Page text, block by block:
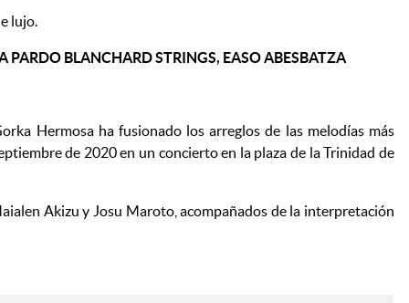
lujo.
BLANCHARD STRINGS, EASO ABESBATZA
Hermosa ha fusionado los arreglos de las melodías más
de 2020 en un concierto en la plaza de la Trinidad de
Akizu y Josu Maroto, acompañados de la interpretación